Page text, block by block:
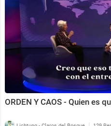
ORDEN Y CAOS - Quien es